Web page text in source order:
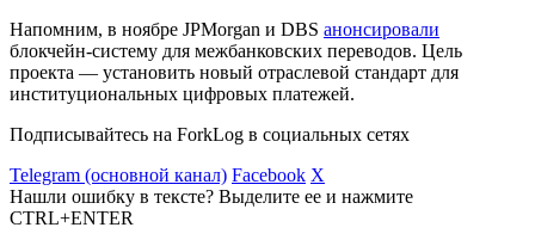
Напомним, в ноябре JPMorgan и DBS анонсировали
блокчейн-систему для межбанковских переводов. Цель
проекта — установить новый отраслевой стандарт для
институциональных цифровых платежей.
Подписывайтесь на ForkLog в социальных сетях
Telegram (основной канал) Facebook X
Нашли ошибку в тексте? Выделите ее и нажмите
CTRL+ENTER